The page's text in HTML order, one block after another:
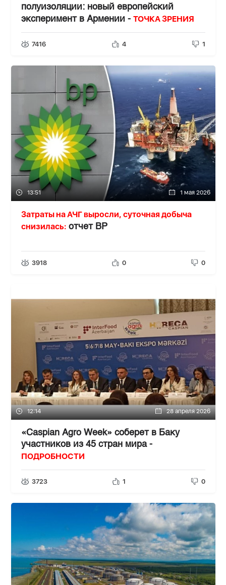
полуизоляции: новый европейский
эксперимент в Армении - ТОЧКА ЗРЕНИЯ
7416 4 1
13:51 1 мая 2026
Затраты на АЧГ выросли, суточная добыча
снизилась:отчет BP
3918 0 0
12:14 28 апреля 2026
«Caspian Agro Week» соберет в Баку
участников из 45 стран мира -
ПОДРОБНОСТИ
3723 1 0